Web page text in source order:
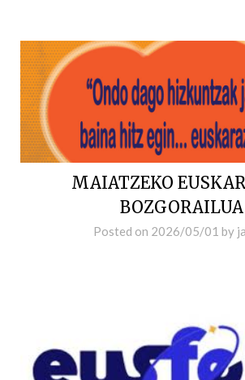
MAIATZEKO
BOZGORAILUA
Posted on 2026/05/01 by